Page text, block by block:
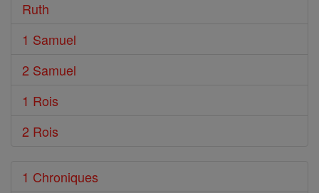
Ruth
1 Samuel
2 Samuel
1 Rois
2 Rois
1 Chroniques